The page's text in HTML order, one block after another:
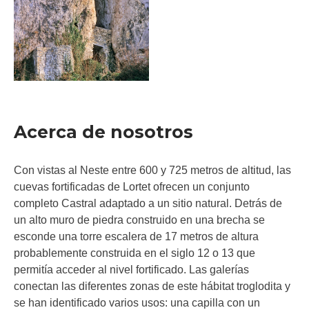
Acerca de nosotros
Con vistas al Neste entre 600 y 725 metros de altitud, las
cuevas fortificadas de Lortet ofrecen un conjunto
completo Castral adaptado a un sitio natural. Detrás de
un alto muro de piedra construido en una brecha se
esconde una torre escalera de 17 metros de altura
probablemente construida en el siglo 12 o 13 que
permitía acceder al nivel fortificado. Las galerías
conectan las diferentes zonas de este hábitat troglodita y
se han identificado varios usos: una capilla con un